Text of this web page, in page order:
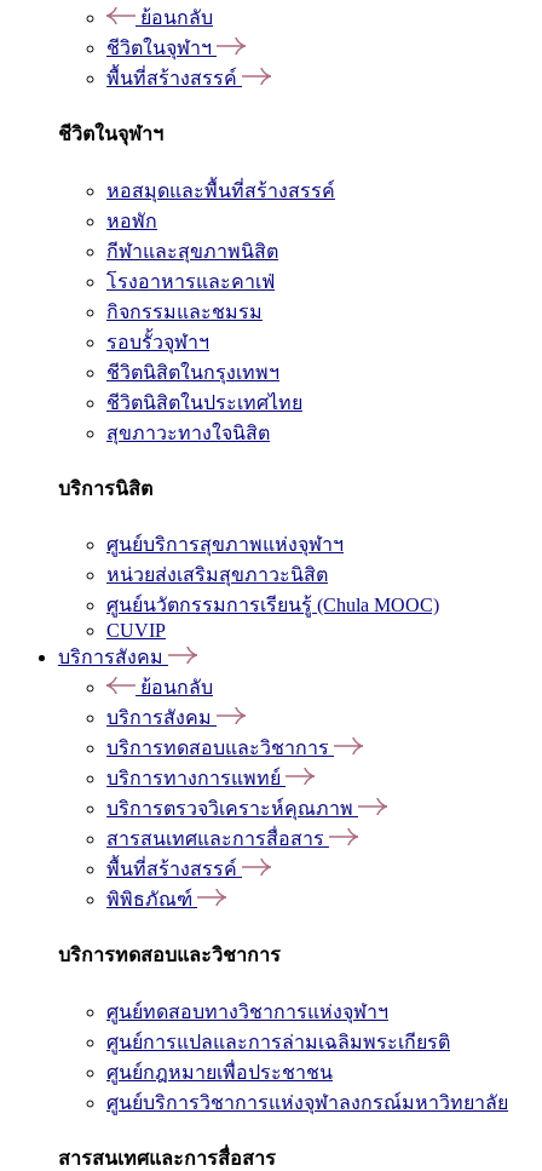
ย้อนกลับ
ชีวิตในจุฬาฯ
พื้นที่สร้างสรรค์
ชีวิตในจุฬาฯ
หอสมุดและพื้นที่สร้างสรรค์
หอพัก
กีฬาและสุขภาพนิสิต
โรงอาหารและคาเฟ่
กิจกรรมและชมรม
รอบรั้วจุฬาฯ
ชีวิตนิสิตในกรุงเทพฯ
ชีวิตนิสิตในประเทศไทย
สุขภาวะทางใจนิสิต
บริการนิสิต
ศูนย์บริการสุขภาพแห่งจุฬาฯ
หน่วยส่งเสริมสุขภาวะนิสิต
ศูนย์นวัตกรรมการเรียนรู้ (Chula MOOC)
CUVIP
บริการสังคม
ย้อนกลับ
บริการสังคม
บริการทดสอบและวิชาการ
บริการทางการแพทย์
บริการตรวจวิเคราะห์คุณภาพ
สารสนเทศและการสื่อสาร
พื้นที่สร้างสรรค์
พิพิธภัณฑ์
บริการทดสอบและวิชาการ
ศูนย์ทดสอบทางวิชาการแห่งจุฬาฯ
ศูนย์การแปลและการล่ามเฉลิมพระเกียรติ
ศูนย์กฎหมายเพื่อประชาชน
ศูนย์บริการวิชาการแห่งจุฬาลงกรณ์มหาวิทยาลัย
สารสนเทศและการสื่อสาร